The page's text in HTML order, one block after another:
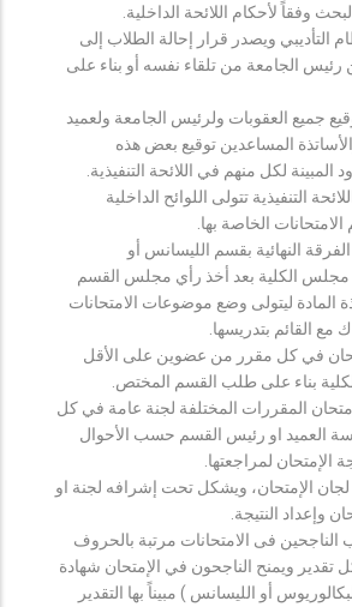
وفقاً لأحكام اللائحة الداخلية.
التأديبي ويصدر قرار إحالة الطلاب إلى
الجامعة من تلقاء نفسه أو بناء على
جميع العقوبات ولرئيس الجامعة ولعميد
المساعدين توقيع بعض هذه
المبينة لكل منهم في اللائحة التنفيذية.
التنفيذية تتولى اللوائح الداخلية
الخاصة بها.
النهائية بقسم الليسانس أو
مجلس الكلية بعد أخذ رأي مجلس القسم
المادة ليتولى وضع موضوعات الامتحانات
مع القائم بتدريسها.
في كل مقرر من عضوين على الأقل
بناء على طلب القسم المختص.
المقررات المختلفة لجنة عامة في كل
العميد او رئيس القسم حسب الأحوال
الإمتحان لمراجعتها.
لجان الإمتحان، ويشكل تحت إشرافه لجنة او
وإعداد النتيجة.
الناجحين فى الامتحانات مرتبة بالحروف
تقدير ويمنح الناجحون في الإمتحان شهادة
أو الليسانس ) مبيناً بها التقدير